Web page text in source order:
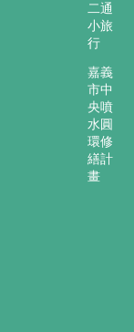
二通
小旅
行
嘉義
市中
央噴
水圓
環修
繕計
畫